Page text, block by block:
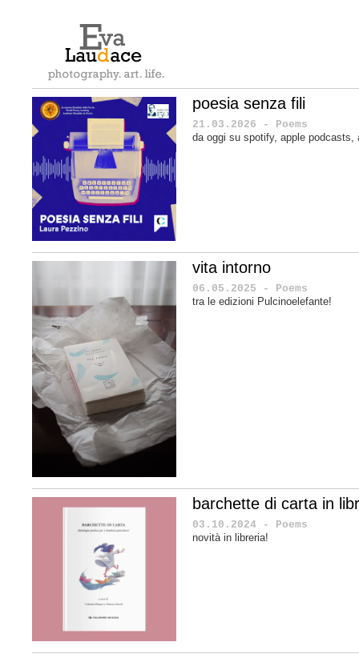
poesia senza fili
21.03.2026 - Poems
da oggi su spotify, apple
vita intorno
06.05.2025 - Poems
tra le edizioni Pulcinoelefante!
barchette di carta in
03.10.2024 - Poems
novità in libreria!